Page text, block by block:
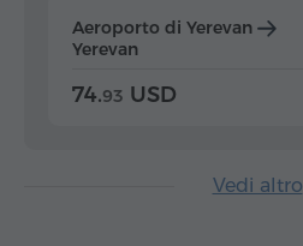
Aeroporto di Yerevan
Yerevan
74.93 USD
Vedi altro